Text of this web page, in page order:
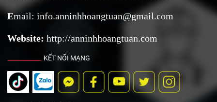
Email: info.anninhhoangtuan@gmail.com
Website: http://anninhhoangtuan.com
KẾT NỐI MẠNG